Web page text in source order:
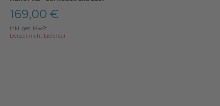
169,00 €
inkl. ges. MwSt.
Derzeit nicht Lieferbar